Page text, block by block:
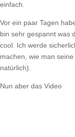
einfach.
Vor ein paar Tagen
bin sehr gespannt was
cool. Ich werde
machen, wie man
natürlich).
Nun aber das Video